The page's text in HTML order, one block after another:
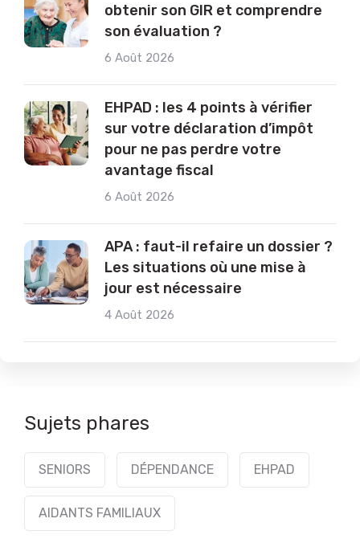
obtenir son GIR et comprendre
son évaluation ?
6 Août 2026
EHPAD : les 4 points à vérifier
sur votre déclaration d’impôt
pour ne pas perdre votre
avantage fiscal
6 Août 2026
APA : faut-il refaire un dossier ?
Les situations où une mise à
jour est nécessaire
4 Août 2026
Sujets phares
SENIORS DÉPENDANCE EHPAD
AIDANTS FAMILIAUX